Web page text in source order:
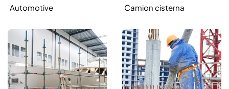
Automotive Camion cisterna